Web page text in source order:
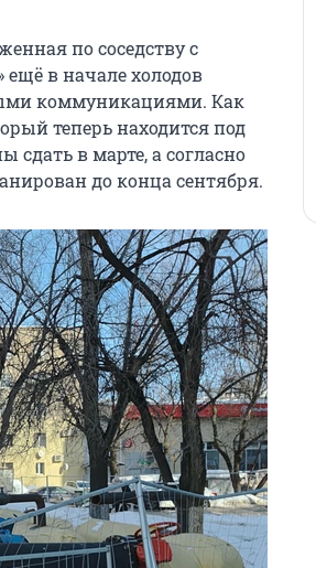
по соседству с
в начале холодов
коммуникациями. Как
теперь находится под
в марте, а согласно
до конца сентября.